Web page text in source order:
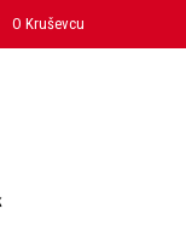
O Kruševcu